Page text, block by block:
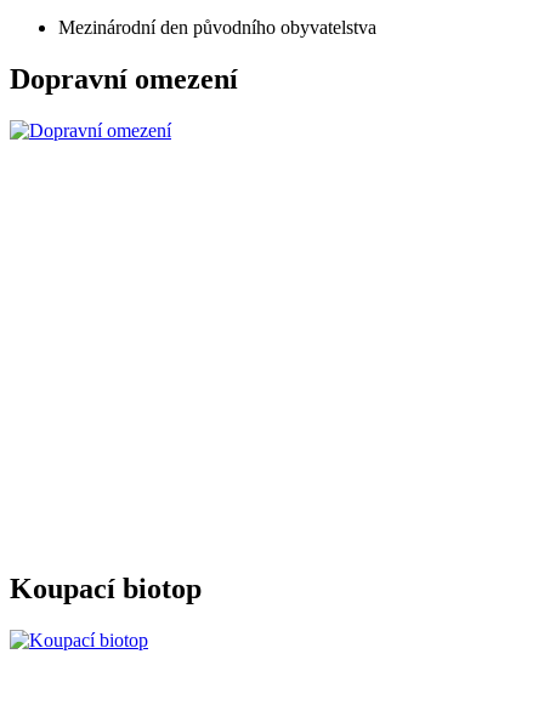
Mezinárodní den původního obyvatelstva
Dopravní omezení
Koupací biotop